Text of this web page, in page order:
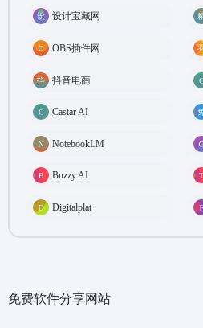
设计宝藏网
OBS插件网
抖音电商
Castar AI
NotebookLM
Buzzy AI
Digitalplat
免费软件分享网站